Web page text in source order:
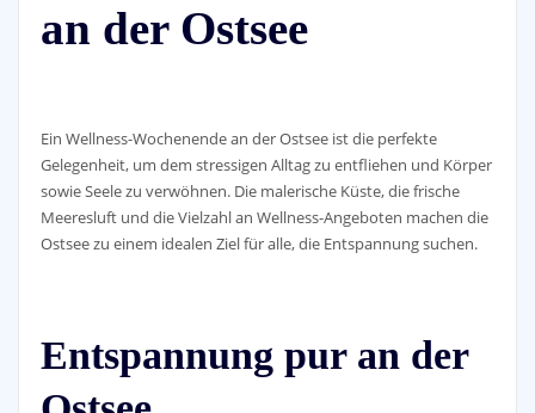
an der Ostsee
Ein Wellness-Wochenende an der Ostsee ist die perfekte
Gelegenheit, um dem stressigen Alltag zu entfliehen und Körper
sowie Seele zu verwöhnen. Die malerische Küste, die frische
Meeresluft und die Vielzahl an Wellness-Angeboten machen die
Ostsee zu einem idealen Ziel für alle, die Entspannung suchen.
Entspannung pur an der